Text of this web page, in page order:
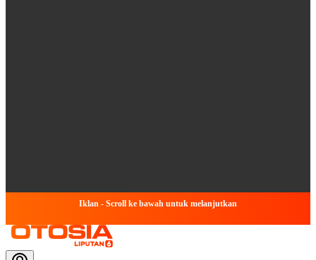
Iklan - Scroll ke bawah untuk melanjutkan